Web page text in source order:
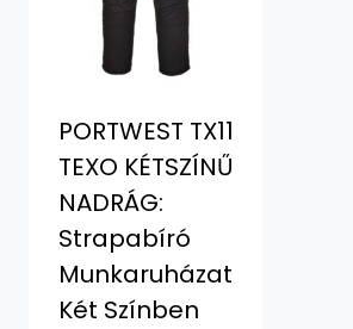
PORTWEST TX11
TEXO KÉTSZÍNŰ
NADRÁG:
Strapabíró
Munkaruházat
Két Színben